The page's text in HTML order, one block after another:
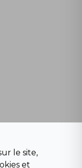
19h
le site,
et